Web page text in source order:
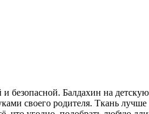
Балдахин на
своего родителя. Ткань